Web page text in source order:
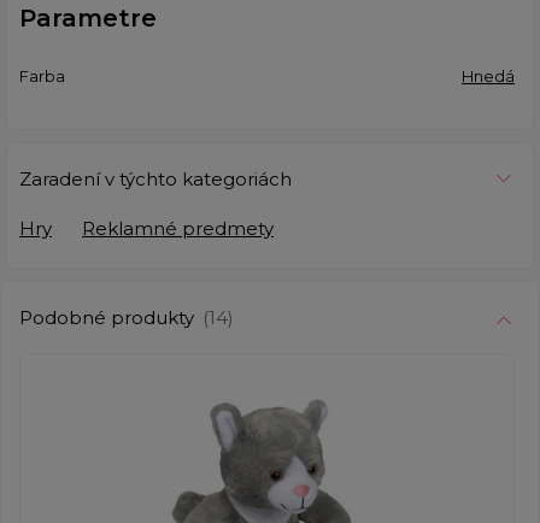
Parametre
Farba Hnedá
Zaradení v týchto kategoriách
Hry Reklamné predmety
Podobné produkty (14)